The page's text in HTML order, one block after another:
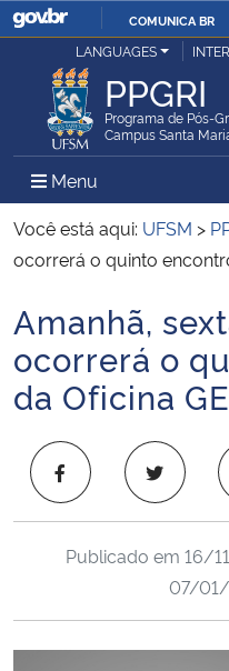
COMUNICA BR
Ministério da Justiça e Segurança
Ministério da Defesa
Ministério das Relações Exteriores
Ministério da Infraestrutura
Ministério da Agricultura, Pecuária
Ministério da Educação
LANGUAGES
PPGRI
Programa de Pós-
Campus Santa
Menu Menu
Você está aqui: UFSM >
ocorrerá o quinto
Início do conteúdo
Amanhã,
ocorrerá o
da Oficina
Publicado em 16/
07/01/